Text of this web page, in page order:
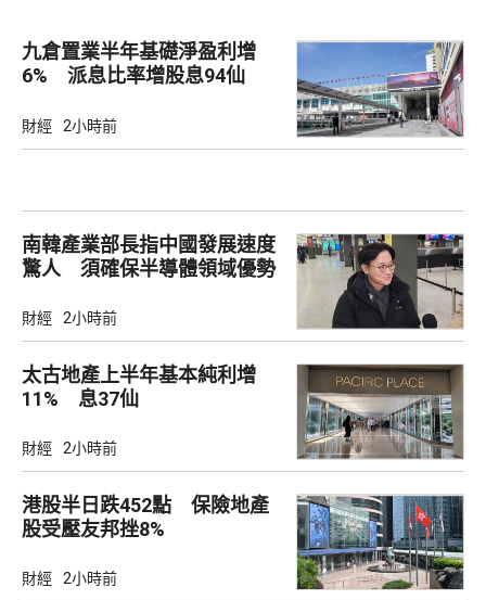
九倉置業半年基礎淨盈利增
6% 派息比率增股息94仙
財經 2小時前
南韓產業部長指中國發展速度
驚人 須確保半導體領域優勢
財經 2小時前
太古地產上半年基本純利增
11% 息37仙
財經 2小時前
港股半日跌452點 保險地產
股受壓友邦挫8%
財經 2小時前